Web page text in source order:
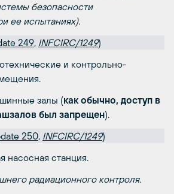
безопасности
ее испытаниях).
249, INFCIRC/1249)
и контрольно-
залы (как обычно, доступ в
был запрещен).
250, INFCIRC/1249)
насосная станция.
радиационного контроля.